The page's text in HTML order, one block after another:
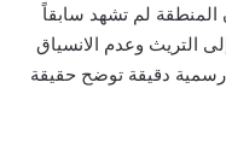
المنطقة لم تشهد سابقاً
التريث وعدم الانسياق
دقيقة توضح حقيقة